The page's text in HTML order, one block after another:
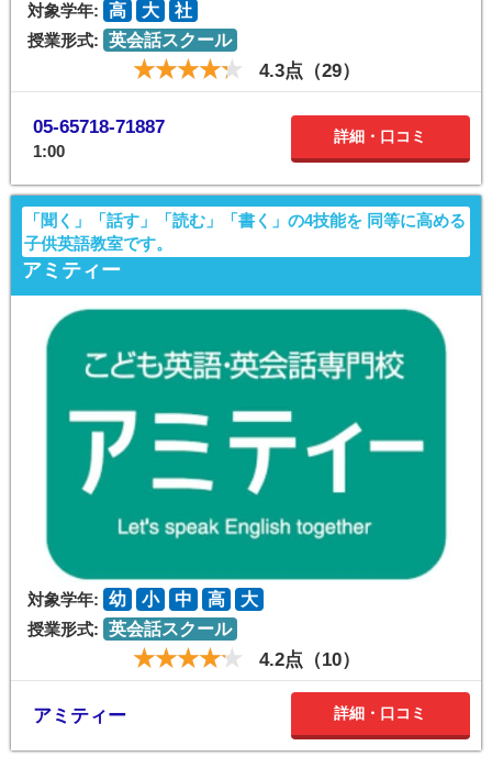
対象学年: 高 大
社
授業形式: 英会話スクール
4.3点（29）
05-65718-71887
1:00
詳細・口コミ
「聞く」「話す」「読む」「書く」の4技能を 同等に高める
子供英語教室です。
アミティー
対象学年: 幼 小 中 高
大
授業形式: 英会話スクール
4.2点（10）
アミティー 詳細・口コミ